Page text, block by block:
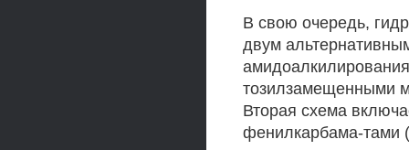
В свою очередь,
двум
тозилзамещенными
Вторая схема
фенилкарбама-тами